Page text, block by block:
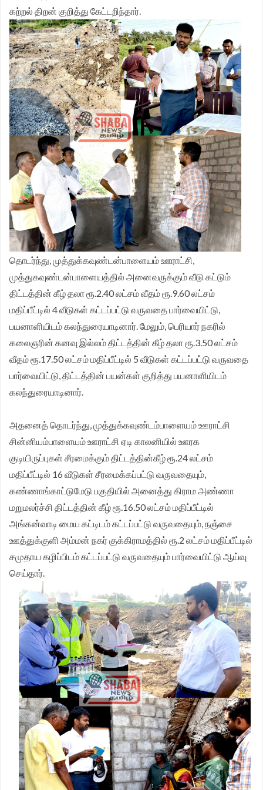
கற்றல் திறன் குறித்து கேட்டறிந்தார்.
தொடர்ந்து, முத்துக்கவுண்டன்பாளையம் ஊராட்சி,
முத்துகவுண்டன்பாளையத்தில் அனைவருக்கும் வீடு கட்டும்
திட்டத்தின் கீழ் தலா ரூ.2.40 லட்சம் வீதம் ரூ.9.60 லட்சம்
மதிப்பீட்டில் 4 வீடுகள் கட்டப்பட்டு வருவதை பார்வையிட்டு,
பயனாளியிடம் கலந்துரையாடினார். மேலும், பெரியார் நகரில்
கலைஞரின் கனவு இல்லம் திட்டத்தின் கீழ் தலா ரூ.3.50 லட்சம்
வீதம் ரூ.17.50 லட்சம் மதிப்பீட்டில் 5 வீடுகள் கட்டப்பட்டு வருவதை
பார்வையிட்டு, திட்டத்தின் பயன்கள் குறித்து பயனாளியிடம்
கலந்துரையாடினார்.
அதனைத் தொடர்ந்து, முத்துக்கவுண்டம்பாளையம் ஊராட்சி
சின்னியம்பாளையம் ஊராட்சி ஏடி காலனியில் ஊரக
குடியிருப்புகள் சீரமைக்கும் திட்டத்தின்கீழ் ரூ.24 லட்சம்
மதிப்பீட்டில் 16 வீடுகள் சீரமைக்கப்பட்டு வருவதையும்,
கண்ணாங்காட்டுமேடு பகுதியில் அனைத்து கிராம அண்ணா
மறுமலர்ச்சி திட்டத்தின் கீழ் ரூ.16.50 லட்சம் மதிப்பீட்டில்
அங்கன்வாடி மைய கட்டிடம் கட்டப்பட்டு வருவதையும், நஞ்சை
ஊத்துக்குளி அம்மன் நகர் குக்கிராமத்தில் ரூ.2 லட்சம் மதிப்பீட்டில்
சமுதாய கழிப்பிடம் கட்டப்பட்டு வருவதையும் பார்வையிட்டு ஆய்வு
செய்தார்.